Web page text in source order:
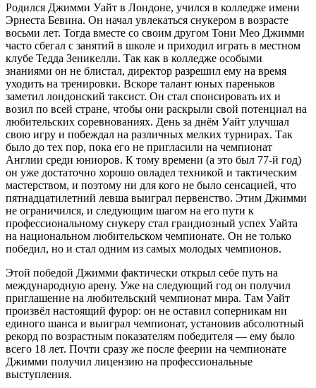
Родился Джимми Уайт в Лондоне, учился в колледже имени
Эрнеста Бевина. Он начал увлекаться снукером в возрасте
восьми лет. Тогда вместе со своим другом Тони Мео Джимми
часто сбегал с занятий в школе и приходил играть в местном
клубе Тедда Зеникелли. Так как в колледже особыми
знаниями он не блистал, директор разрешил ему на время
уходить на тренировки. Вскоре талант юных пареньков
заметил лондонский таксист. Он стал спонсировать их и
возил по всей стране, чтобы они раскрыли свой потенциал на
любительских соревнованиях. День за днём Уайт улучшал
свою игру и побеждал на различных мелких турнирах. Так
было до тех пор, пока его не пригласили на чемпионат
Англии среди юниоров. К тому времени (а это был 77-й год)
он уже достаточно хорошо овладел техникой и тактическим
мастерством, и поэтому ни для кого не было сенсацией, что
пятнадцатилетний левша выиграл первенство. Этим Джимми
не ограничился, и следующим шагом на его пути к
профессиональному снукеру стал грандиозный успех Уайта
на национальном любительском чемпионате. Он не только
победил, но и стал одним из самых молодых чемпионов.
Этой победой Джимми фактически открыл себе путь на
международную арену. Уже на следующий год он получил
приглашение на любительский чемпионат мира. Там Уайт
произвёл настоящий фурор: он не оставил соперникам ни
единого шанса и выиграл чемпионат, установив абсолютный
рекорд по возрастным показателям победителя — ему было
всего 18 лет. Почти сразу же после феерии на чемпионате
Джимми получил лицензию на профессиональные
выступления.